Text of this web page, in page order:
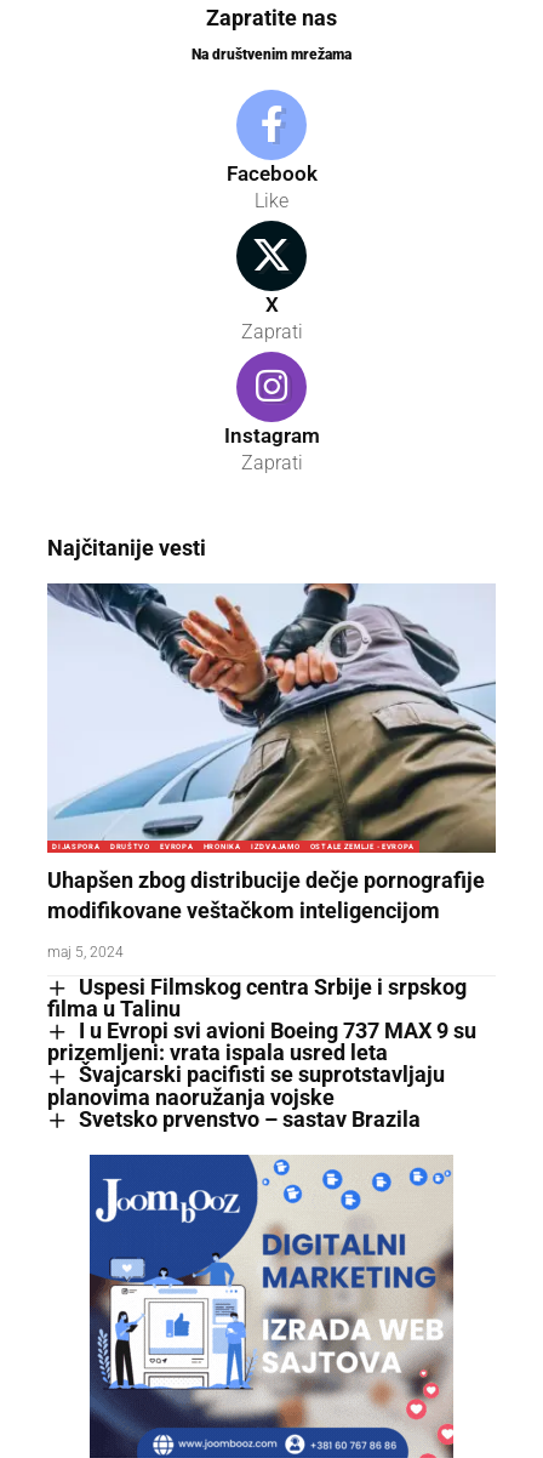
Zapratite nas
Na društvenim mrežama
Facebook
Like
X
Zaprati
Instagram
Zaprati
Najčitanije vesti
DIJASPORA DRUŠTVO EVROPA HRONIKA IZDVAJAMO OSTALE ZEMLJE - EVROPA
Uhapšen zbog distribucije dečje pornografije
modifikovane veštačkom inteligencijom
maj 5, 2024
Uspesi Filmskog centra Srbije i srpskog
filma u Talinu
I u Evropi svi avioni Boeing 737 MAX 9 su
prizemljeni: vrata ispala usred leta
Švajcarski pacifisti se suprotstavljaju
planovima naoružanja vojske
Svetsko prvenstvo – sastav Brazila